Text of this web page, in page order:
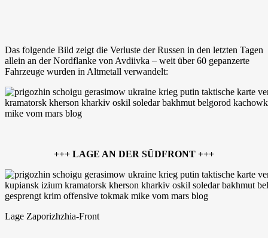
Das folgende Bild zeigt die Verluste der Russen in den letzten Tagen
allein an der Nordflanke von Avdiivka – weit über 60 gepanzerte
Fahrzeuge wurden in Altmetall verwandelt:
+++ LAGE AN DER SÜDFRONT +++
Lage Zaporizhzhia-Front